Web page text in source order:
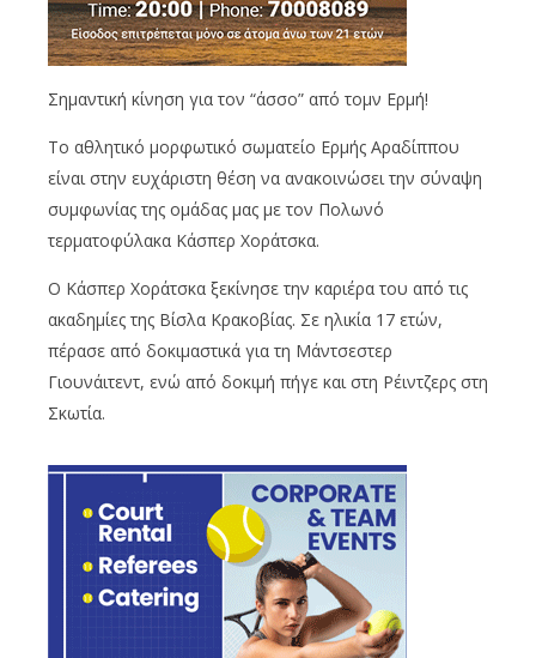
Σημαντική κίνηση για τον “άσσο” από τομν Ερμή!
Το αθλητικό μορφωτικό σωματείο Ερμής Αραδίππου
είναι στην ευχάριστη θέση να ανακοινώσει την σύναψη
συμφωνίας της ομάδας μας με τον Πολωνό
τερματοφύλακα Κάσπερ Χοράτσκα.
Ο Κάσπερ Χοράτσκα ξεκίνησε την καριέρα του από τις
ακαδημίες της Βίσλα Κρακοβίας. Σε ηλικία 17 ετών,
πέρασε από δοκιμαστικά για τη Μάντσεστερ
Γιουνάιτεντ, ενώ από δοκιμή πήγε και στη Ρέιντζερς στη
Σκωτία.